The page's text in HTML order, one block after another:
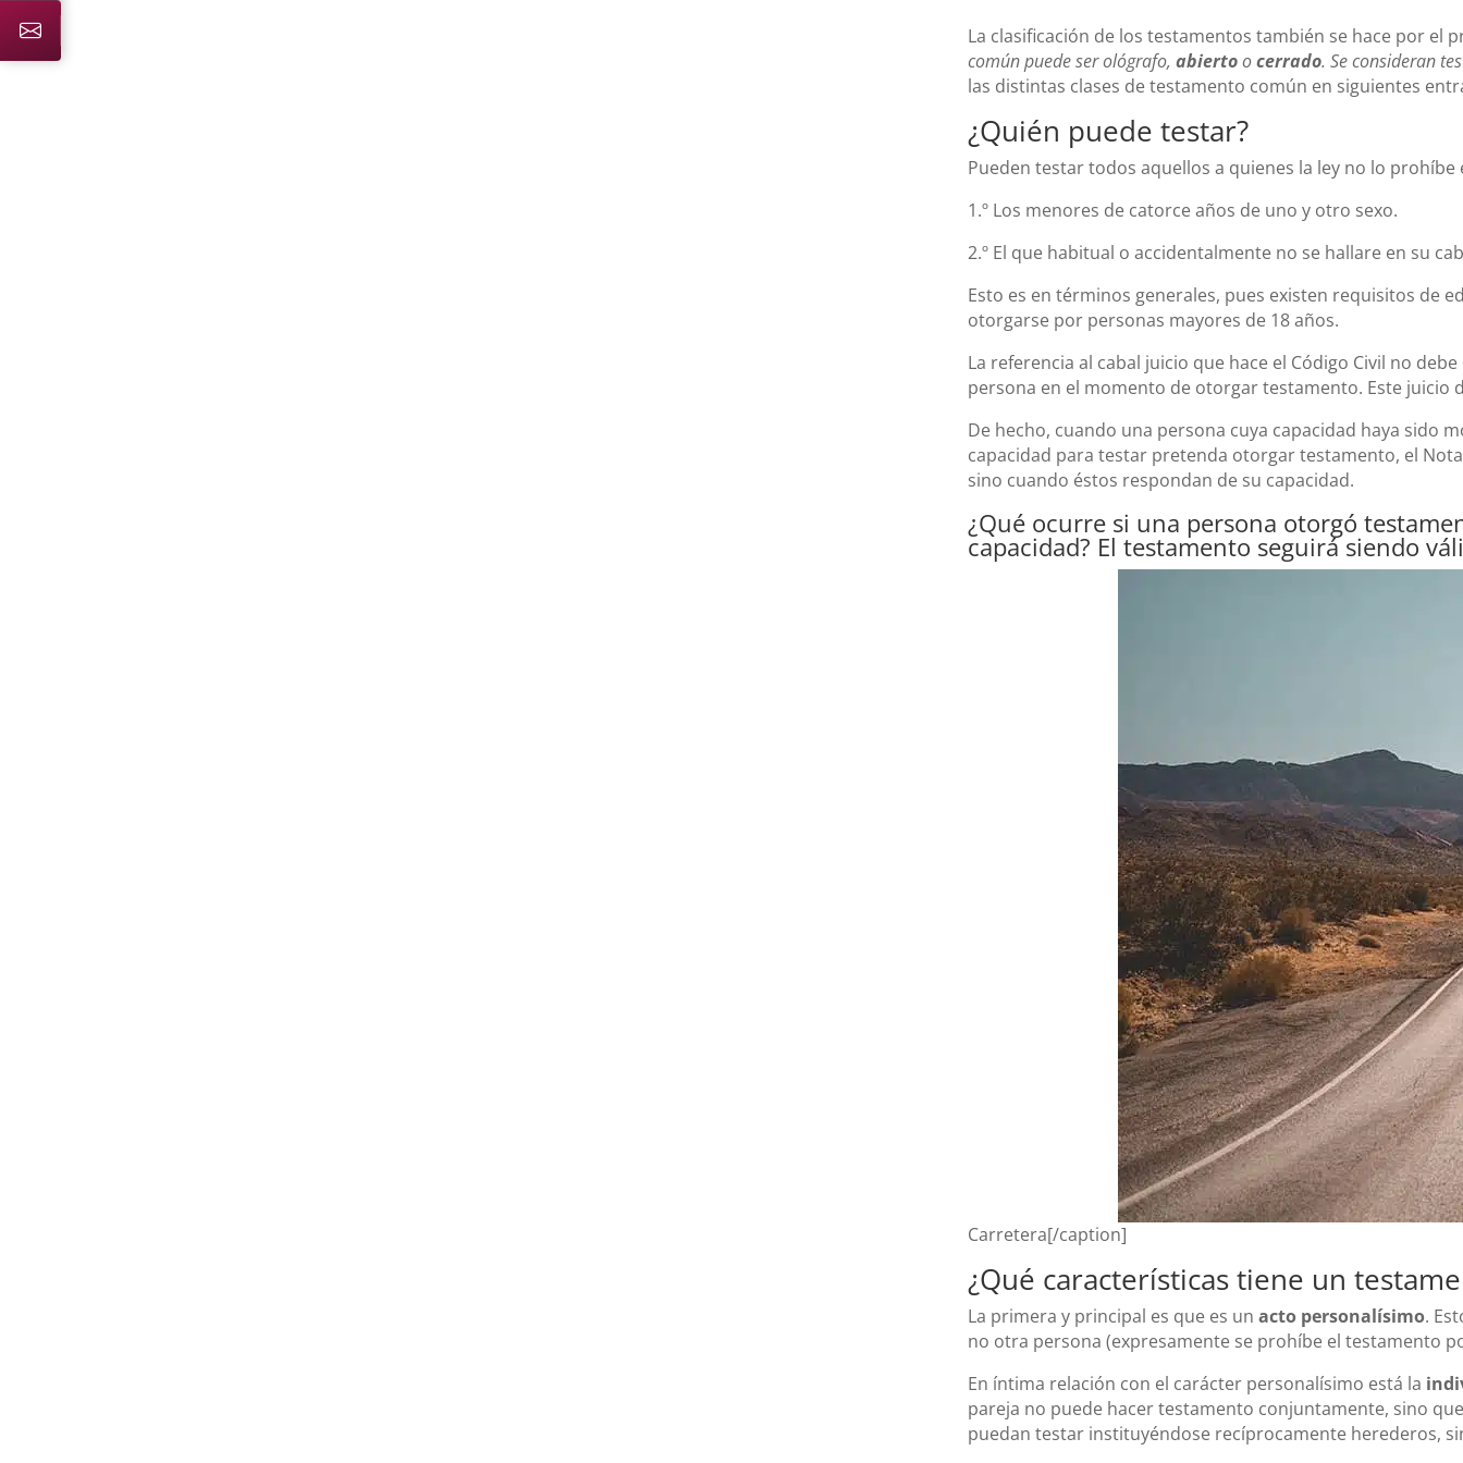
La clasificación de los testamentos también se hace por el
común puede ser ológrafo, abiertoocerrado. Se consideran
las distintas clases de testamento común en siguientes
¿Quién puede testar?
Pueden testar todos aquellos a quienes la ley no lo
1.º Los menores de catorce años de uno y otro sexo.
2.º El que habitual o accidentalmente no se hallare en su
Esto es en términos generales, pues existen requisitos de
otorgarse por personas mayores de 18 años.
La referencia al cabal juicio que hace el Código Civil no
persona en el momento de otorgar testamento. Este
De hecho, cuando una persona cuya capacidad haya sido
capacidad para testar pretenda otorgar testamento, el
sino cuando éstos respondan de su capacidad.
¿Qué ocurre si una persona otorgó
capacidad? El testamento seguirá siendo
Carretera[/caption]
¿Qué características tiene un
La primera y principal es que es un acto personalísimo.
no otra persona (expresamente se prohíbe el testamento
En íntima relación con el carácter personalísimo está la
pareja no puede hacer testamento conjuntamente, sino
puedan testar instituyéndose recíprocamente herederos,